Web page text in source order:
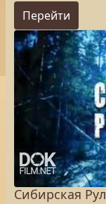
Перейти
Сибирская